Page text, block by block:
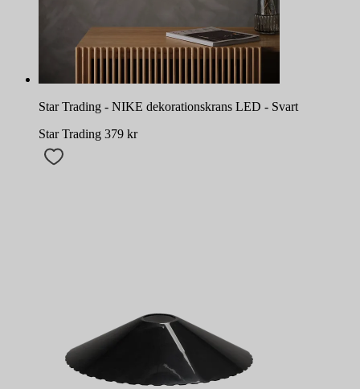
Star Trading - NIKE dekorationskrans LED - Svart
Star Trading 379 kr